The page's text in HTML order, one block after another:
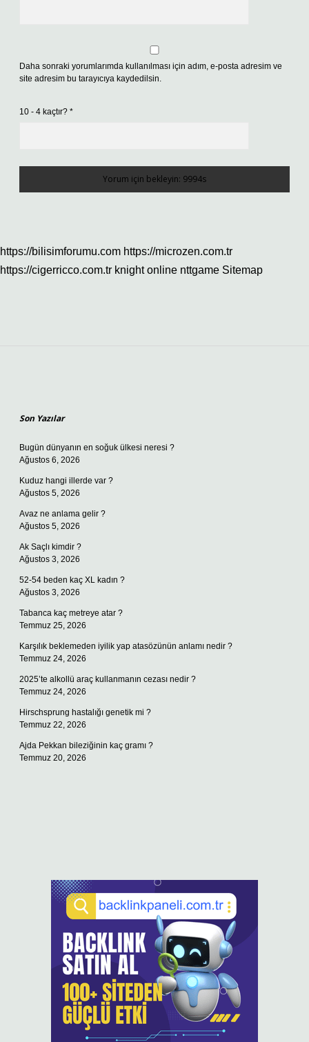
Daha sonraki yorumlarımda kullanılması için adım, e-posta adresim ve
site adresim bu tarayıcıya kaydedilsin.
10 - 4 kaçtır? *
https://bilisimforumu.com https://microzen.com.tr
https://cigerricco.com.tr knight online nttgame Sitemap
Son Yazılar
Bugün dünyanın en soğuk ülkesi neresi ?
Ağustos 6, 2026
Kuduz hangi illerde var ?
Ağustos 5, 2026
Avaz ne anlama gelir ?
Ağustos 5, 2026
Ak Saçlı kimdir ?
Ağustos 3, 2026
52-54 beden kaç XL kadın ?
Ağustos 3, 2026
Tabanca kaç metreye atar ?
Temmuz 25, 2026
Karşılık beklemeden iyilik yap atasözünün anlamı nedir ?
Temmuz 24, 2026
2025’te alkollü araç kullanmanın cezası nedir ?
Temmuz 24, 2026
Hirschsprung hastalığı genetik mi ?
Temmuz 22, 2026
Ajda Pekkan bileziğinin kaç gramı ?
Temmuz 20, 2026